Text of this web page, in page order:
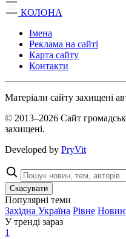
КОЛОНА
Імена
Реклама на сайті
Карта сайту
Контакти
Матеріали сайту захищені
© 2013–2026 Сайт
захищені.
Developed by PryVit
Скасувати
Популярні теми
Західна Україна Рівне
У тренді зараз
1